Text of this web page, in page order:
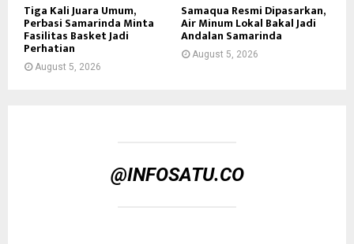
Tiga Kali Juara Umum,
Perbasi Samarinda Minta
Fasilitas Basket Jadi
Perhatian
August 5, 2026
Samaqua Resmi Dipasarkan,
Air Minum Lokal Bakal Jadi
Andalan Samarinda
August 5, 2026
@INFOSATU.CO